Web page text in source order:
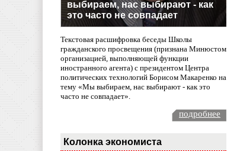
выбираем, нас выбирают - как
это часто не совпадает
Текстовая расшифровка беседы Школы
гражданского просвещения (признана Минюстом
организацией, выполняющей функции
иностранного агента) с президентом Центра
политических технологий Борисом Макаренко на
тему «Мы выбираем, нас выбирают - как это
часто не совпадает».
подробнее
Колонка экономиста